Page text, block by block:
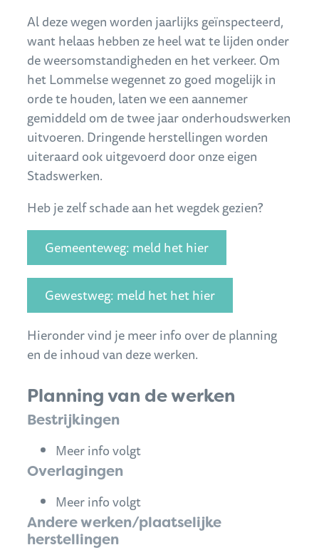
Al deze wegen worden jaarlijks geïnspecteerd,
want helaas hebben ze heel wat te lijden onder
de weersomstandigheden en het verkeer. Om
het Lommelse wegennet zo goed mogelijk in
orde te houden, laten we een aannemer
gemiddeld om de twee jaar onderhoudswerken
uitvoeren. Dringende herstellingen worden
uiteraard ook uitgevoerd door onze eigen
Stadswerken.
Heb je zelf schade aan het wegdek gezien?
Gemeenteweg: meld het hier
Gewestweg: meld het het hier
Hieronder vind je meer info over de planning
en de inhoud van deze werken.
Planning van de werken
Bestrijkingen
Meer info volgt
Overlagingen
Meer info volgt
Andere werken/plaatselijke
herstellingen